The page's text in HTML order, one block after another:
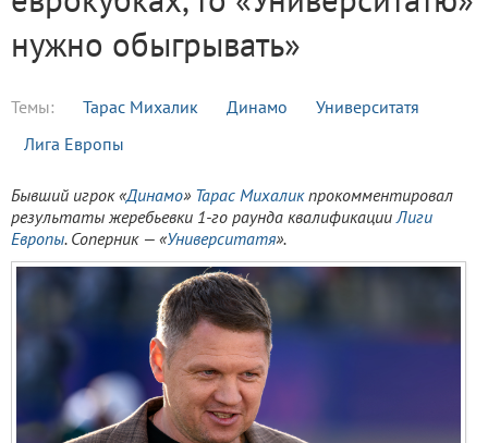
нужно обыгрывать»
Темы: Тарас Михалик Динамо
Университатя
Лига Европы
Бывший игрок «Динамо» Тарас Михаликпрокомментировал
результаты жеребьевки 1-го раунда квалификацииЛиги
Европы. Соперник — «Университатя».